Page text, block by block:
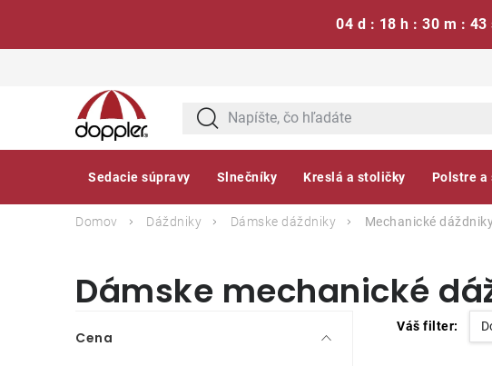
04 d : 18 h : 30 m : 42
Sedacie súpravy Slnečníky Kreslá a stoličky Polstre a
Domov Dáždniky Dámske dáždniky Mechanické
Dámske mechanické
B
Cena
Váš filter: